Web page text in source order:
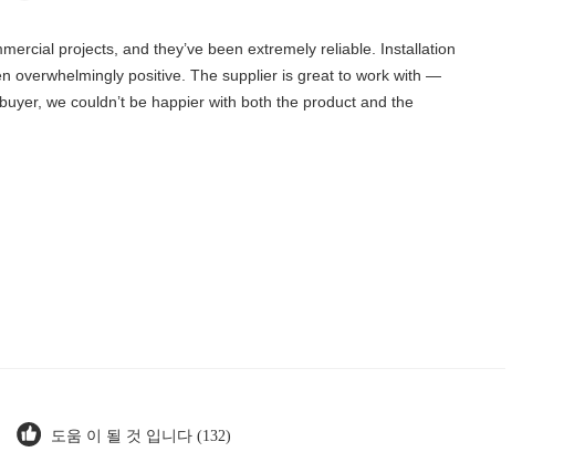
projects, and they’ve been extremely reliable. Installation
overwhelmingly positive. The supplier is great to work with —
we couldn’t be happier with both the product and the
도움 이 될 것 입니다 (132)